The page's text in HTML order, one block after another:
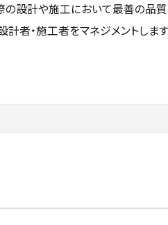
設計や施工において最善の品質
者・施工者をマネジメントします